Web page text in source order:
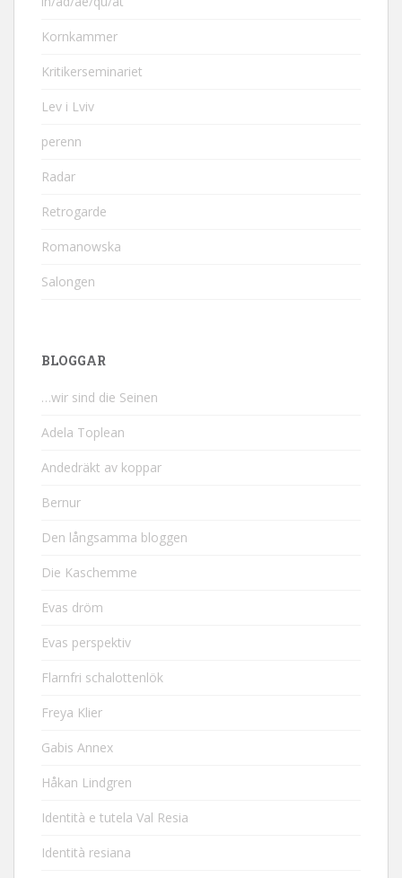
Kornkammer
Kritikerseminariet
Lev i Lviv
perenn
Radar
Retrogarde
Romanowska
Salongen
BLOGGAR
…wir sind die Seinen
Adela Toplean
Andedräkt av koppar
Bernur
Den långsamma bloggen
Die Kaschemme
Evas dröm
Evas perspektiv
Flarnfri schalottenlök
Freya Klier
Gabis Annex
Håkan Lindgren
Identità e tutela Val Resia
Identità resiana